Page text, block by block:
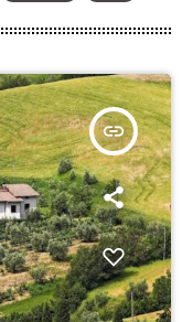
insert_link